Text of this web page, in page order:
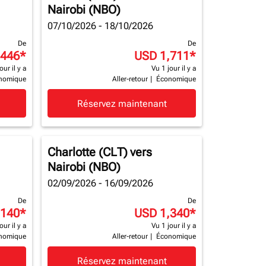
De
*
il y a
Nairobi (NBO)
07/10/2026 - 18/10/2026
De
USD 1,711*
Vu 1 jour il y a
Aller-retour
Économique
Réservez maintenant
De
*
il y a
Charlotte (CLT)vers
Nairobi (NBO)
02/09/2026 - 16/09/2026
De
USD 1,340*
Vu 1 jour il y a
Aller-retour
Économique
Réservez maintenant